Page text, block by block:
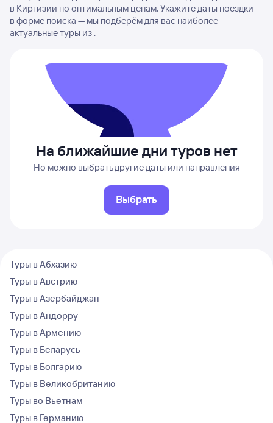
в Киргизии по оптимальным ценам. Укажите даты поездки
в форме поиска — мы подберём для вас наиболее
актуальные туры из .
На ближайшие дни туров нет
Но можно выбрать другие даты или направления
Выбрать
Туры в Абхазию
Туры в Австрию
Туры в Азербайджан
Туры в Андорру
Туры в Армению
Туры в Беларусь
Туры в Болгарию
Туры в Великобританию
Туры во Вьетнам
Туры в Германию